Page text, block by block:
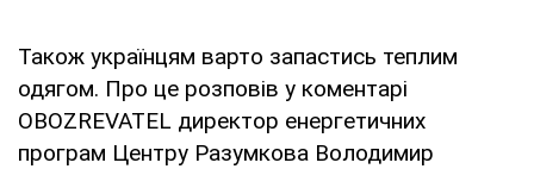
Також українцям варто запастись теплим
одягом. Про це розповів у коментарі
OBOZREVATEL директор енергетичних
програм Центру Разумкова Володимир